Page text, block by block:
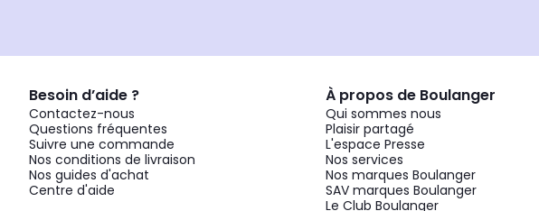
Besoin d’aide ?
Contactez-nous
Questions fréquentes
Suivre une commande
Nos conditions de livraison
Nos guides d'achat
Centre d'aide
À propos de Boulanger
Qui sommes nous
Plaisir partagé
L'espace Presse
Nos services
Nos marques Boulanger
SAV marques Boulanger
Le Club Boulanger